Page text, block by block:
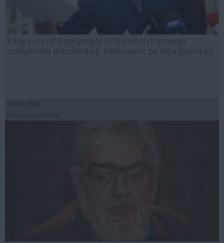
Iohannis calcă pe urmele lui Băsescu în privinţa
consilierilor prezidenţiali. Patru nume pe lista favoriţilor
18 noi, 2014